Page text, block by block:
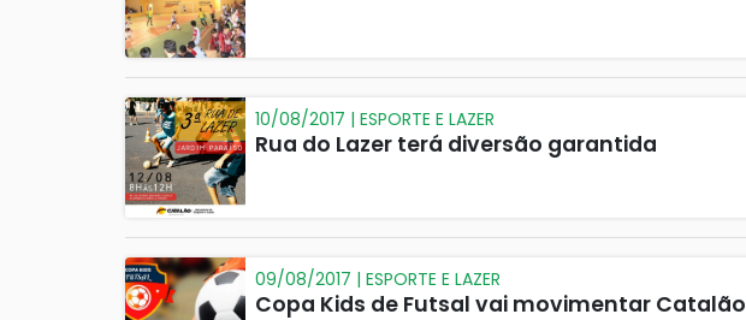
10/08/2017 | ESPORTE E LAZER
Rua do Lazer terá diversão garantida
09/08/2017 | ESPORTE E LAZER
Copa Kids de Futsal vai movimentar Catalão